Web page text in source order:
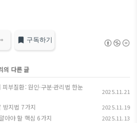
구독하기
의 다른 글
피부질환: 원인·구분·관리법 한눈
2025.11.21
방지법 7가지 2025.11.19
아야 할 핵심 6가지 2025.11.13